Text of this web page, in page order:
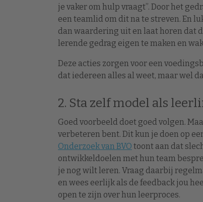
je vaker om hulp vraagt”. Door het
een teamlid om dit na te streven. En
dan waardering uit en laat horen dat
lerende gedrag eigen te maken en
Deze acties zorgen voor een
dat iedereen alles al weet, maar wel
2. Sta zelf model als
Goed voorbeeld doet goed volgen.
verbeteren bent. Dit kun je doen op
Onderzoek van BVO toont aan dat
ontwikkeldoelen met hun team
je nog wilt leren. Vraag daarbij
en wees eerlijk als de feedback jou
open te zijn over hun leerproces.